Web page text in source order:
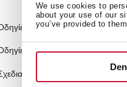
We use cookies to
about your use of our
you’ve provided to
εγκατάστασης
μαγειρέματος
Διαστάσεων